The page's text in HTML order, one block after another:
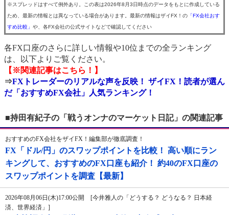
※スプレッドはすべて例外あり。この表は2026年8月3日時点のデータをもとに作成している
ため、最新の情報とは異なっている場合があります。最新の情報はザイFX！の 「FX会社おす
すめ比較」 や、各FX会社の公式サイトなどで確認してください
各FX口座のさらに詳しい情報や10位までの全ランキング
は、以下よりご覧ください。
【※関連記事はこちら！】
⇒FXトレーダーのリアルな声を反映！ ザイFX！読者が選ん
だ「おすすめFX会社」人気ランキング！
■持田有紀子の「戦うオンナのマーケット日記」の関連記事
おすすめのFX会社をザイFX！編集部が徹底調査！
FX「ドル/円」のスワップポイントを比較！ 高い順にラン
キングして、おすすめのFX口座も紹介！ 約40のFX口座の
スワップポイントを調査【最新】
2026年08月06日(木)17:00公開 [今井雅人の「どうする？ どうなる？ 日本経
済、世界経済」]